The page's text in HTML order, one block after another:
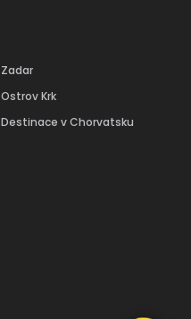
Zadar
Ostrov Krk
Destinace v Chorvatsku